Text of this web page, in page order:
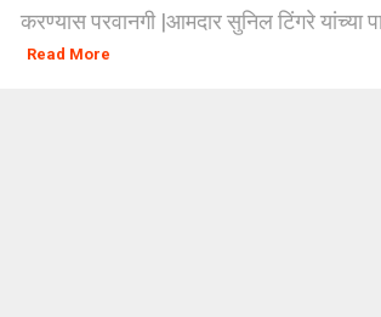
करण्यास परवानगी |आमदार सुनिल टिंगरे यांच्या
Read More